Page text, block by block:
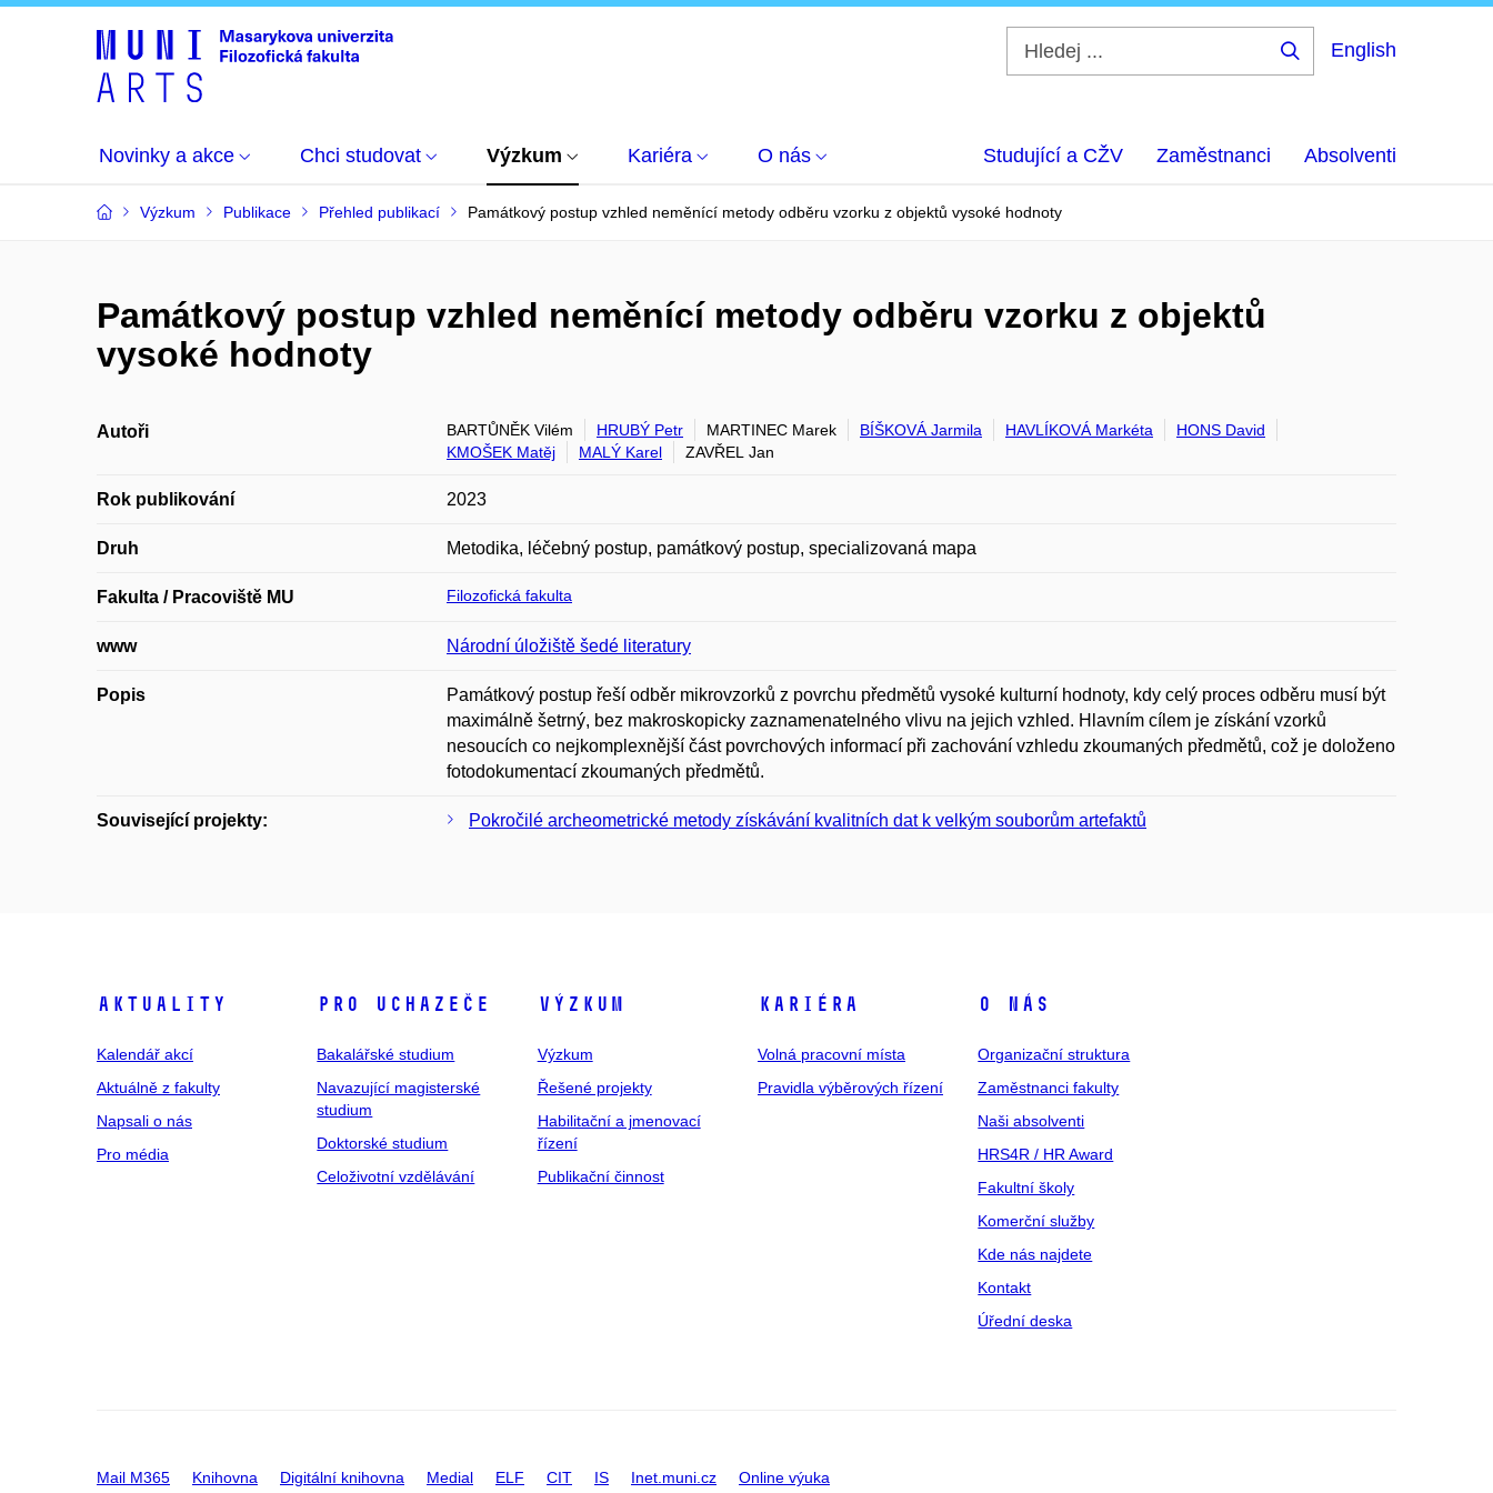
English
Novinky a akce Chci studovat Výzkum Kariéra O nás Studující a CŽV Zaměstnanci Absolventi
Výzkum Publikace Přehled publikací Památkový postup vzhled neměnící metody odběru vzorku z objektů vysoké hodnoty
Památkový postup vzhled neměnící metody odběru vzorku z objektů
vysoké hodnoty
Autoři BARTŮNĚK Vilém HRUBÝ Petr MARTINEC Marek BÍŠKOVÁ Jarmila HAVLÍKOVÁ Markéta
HONS David
KMOŠEK Matěj
MALÝ Karel ZAVŘEL Jan
Rok publikování 2023
Druh Metodika, léčebný postup, památkový postup, specializovaná mapa
Fakulta / Pracoviště MU Filozofická fakulta
www Národní úložiště šedé literatury
Popis
Památkový postup řeší odběr mikrovzorků z povrchu předmětů vysoké kulturní hodnoty, kdy celý proces odběru musí být
maximálně šetrný, bez makroskopicky zaznamenatelného vlivu na jejich vzhled. Hlavním cílem je získání vzorků
nesoucích co nejkomplexnější část povrchových informací při zachování vzhledu zkoumaných předmětů, což je doloženo
fotodokumentací zkoumaných předmětů.
Související projekty: Pokročilé archeometrické metody získávání kvalitních dat k velkým souborům artefaktů
Aktuality
Kalendář akcí
Aktuálně z fakulty
Napsali o nás
Pro média
Pro uchazeče
Bakalářské studium
Navazující magisterské
studium
Doktorské studium
Celoživotní vzdělávání
Výzkum
Výzkum
Řešené projekty
Habilitační a jmenovací
řízení
Publikační činnost
Kariéra
Volná pracovní místa
Pravidla výběrových řízení
O nás
Organizační struktura
Zaměstnanci fakulty
Naši absolventi
HRS4R / HR Award
Fakultní školy
Komerční služby
Kde nás najdete
Kontakt
Úřední deska
Mail M365 Knihovna Digitální knihovna Medial ELF CIT IS Inet.muni.cz Online výuka